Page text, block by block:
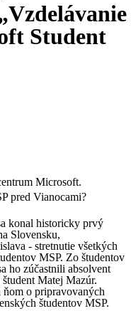
Student
Microsoft.
pred Vianocami?
konal historicky prvý
Slovensku,
- stretnutie všetkých
MSP. Zo študentov
ho zúčastnili absolvent
Matej Mazúr.
o pripravovaných
študentov MSP.